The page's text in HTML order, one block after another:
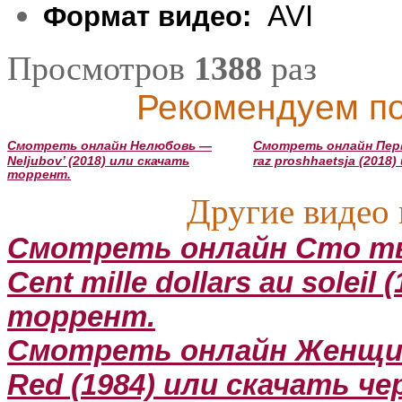
Формат видео: AVI
Просмотров 1388 раз
Рекомендуем
Смотреть онлайн Нелюбовь —
Neljubov’ (2018) или скачать
торрент.
Смотреть онлайн
raz proshhaetsja
Другие видео
Смотреть онлайн Сто
Cent mille dollars au soleil
торрент.
Смотреть онлайн
Red (1984) или скачать